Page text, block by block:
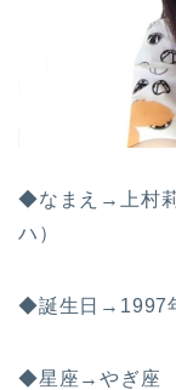
◆なまえ→上村莉
ハ）
◆誕生日→1997
◆星座→やぎ座